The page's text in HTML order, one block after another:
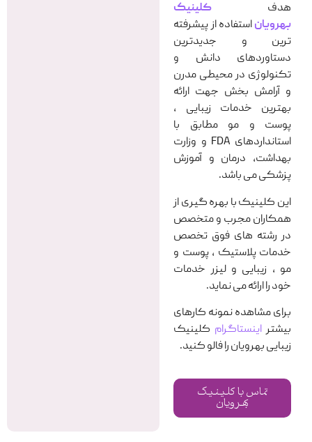
هدف کلینیک
بهرویاناستفاده از پیشرفته
ترین و جدیدترین
دستاوردهای دانش و
تکنولوژی در محیطی مدرن
و آرامش بخش جهت ارائه
بهترین خدمات زیبایی ،
پوست و مو مطابق با
استانداردهای FDA و وزارت
بهداشت، درمان و آموزش
پزشکی می باشد.
این کلینیک با بهره گیری از
همکاران مجرب و متخصص
در رشته های فوق تخصص
خدمات پلاستیک ، پوست و
مو ، زیبایی و لیزر خدمات
خود را ارائه می نماید.
برای مشاهده نمونه کارهای
بیشتر اینستاگرام کلینیک
زیبایی بهرویان را فالو کنید.
تماس با کلینیک
بهرویان